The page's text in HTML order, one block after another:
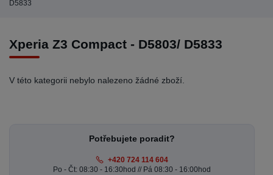
D5833
Xperia Z3 Compact - D5803/ D5833
V této kategorii nebylo nalezeno žádné zboží.
Potřebujete poradit?
+420 724 114 604
Po - Čt: 08:30 - 16:30hod // Pá 08:30 - 16:00hod